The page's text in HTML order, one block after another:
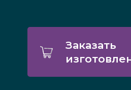
Заказать